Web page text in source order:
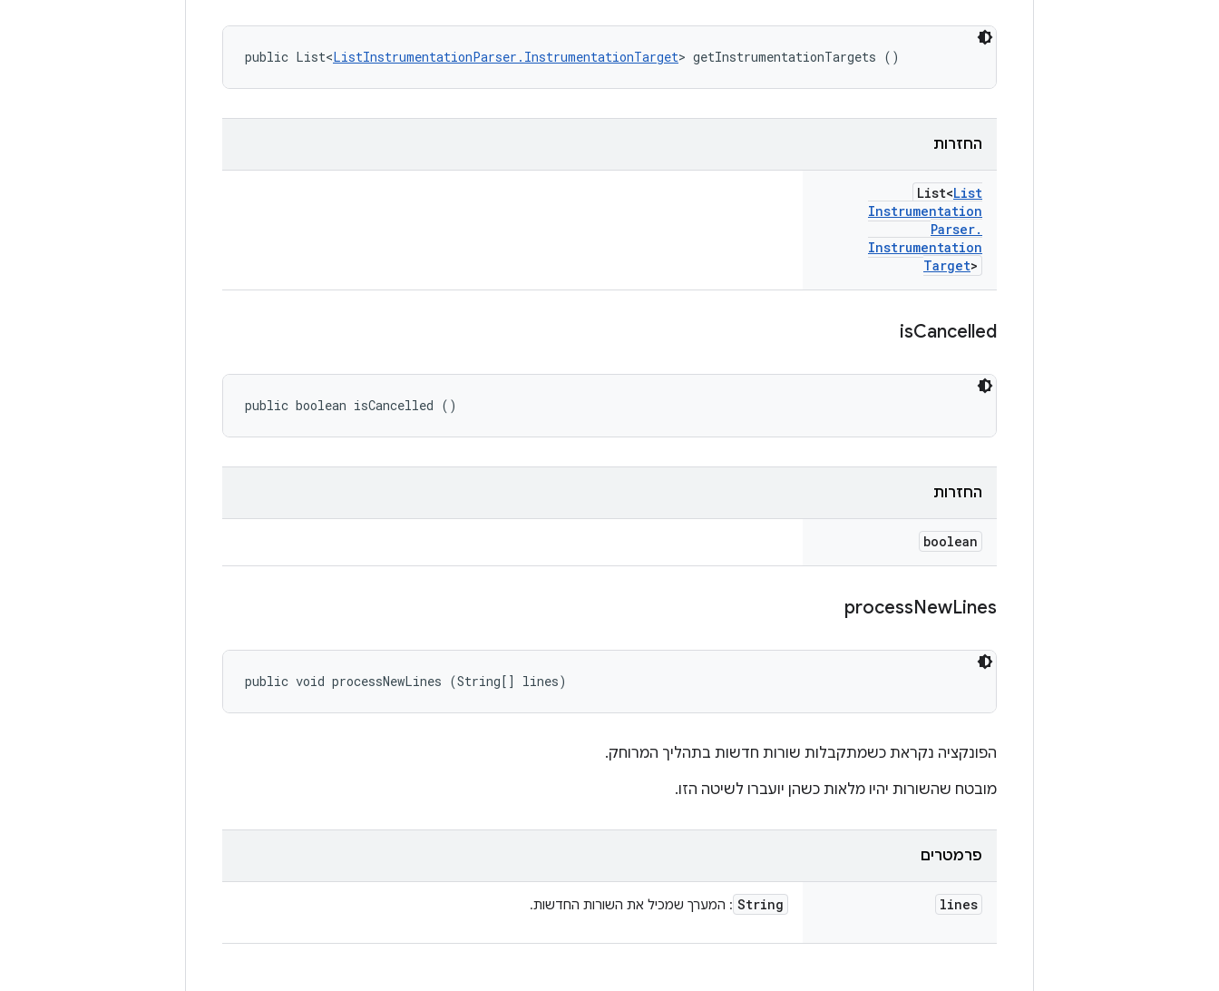
public List<ListInstrumentationParser.InstrumentationTarget> getInstrumentationTargets ()
החזרות
List<List
Instrumentation
Parser.
Instrumentation
Target>
isCancelled
public boolean isCancelled ()
החזרות
boolean
processNewLines
public void processNewLines (String[] lines)
הפונקציה נקראת כשמתקבלות שורות חדשות בתהליך המרוחק.
מובטח שהשורות יהיו מלאות כשהן יועברו לשיטה הזו.
פרמטרים
lines
String : המערך שמכיל את השורות החדשות.